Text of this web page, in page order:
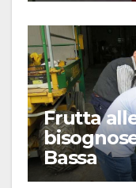
Frutta
Bassa